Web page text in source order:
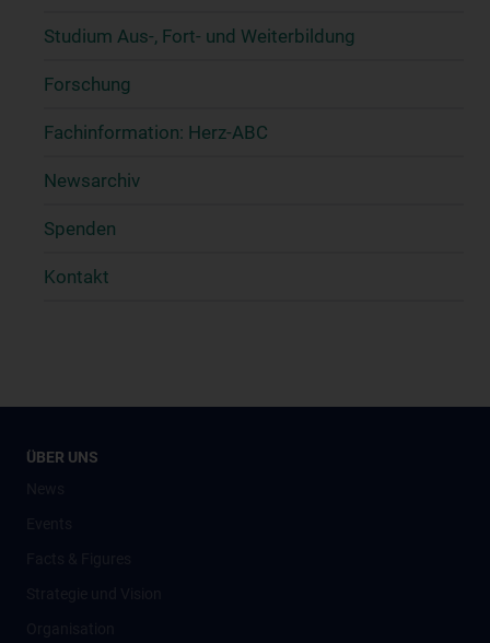
Studium Aus-, Fort- und Weiterbildung
Forschung
Fachinformation: Herz-ABC
Newsarchiv
Spenden
Kontakt
ÜBER UNS